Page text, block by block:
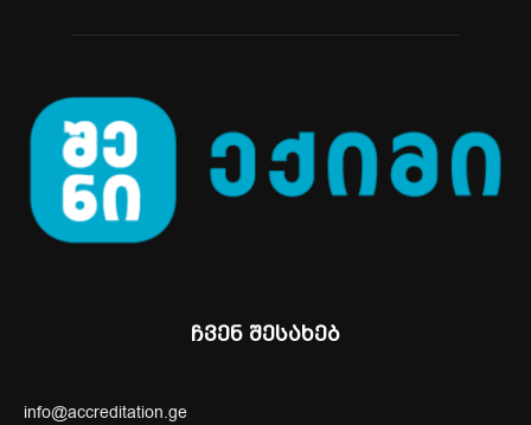
ჩვენ შესახებ
info@accreditation.ge